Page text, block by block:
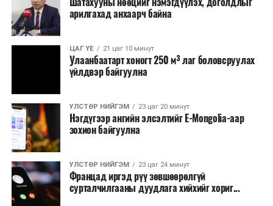
тушаалтны томилолтоос бусад гадаад
томилолт, гадаадын зочин хүлээн авах зардал;
Зайлшгүй шаардлагагүй тоног төхөөрөмж,
тавилга, автомашин худалдан авах;
Батлан хамгаалах, хууль зүйн салбараас бусад
Хуулиар заавал мэдээлэхээс бусад кино,
контент, хэвлэлийн зардал;
Заавал олгохоос бусад тэтгэмж, урамшуулал.
Санхүүгийн хэмнэлтийн горимыг 2026 оны
арванхоёрдугаар сарын 31 хүртэл мөрдөнө. Харин
эрүүл мэндийн салбар уг хэмнэлтийн горимд
арилгахад анхаарч байна
ЦАГ ҮЕ 21 цаг 10 минут
Улаанбаатарт хоногт 250 м³ лаг боловсруулах
үйлдвэр байгуулна
УЛСТӨР НИЙГЭМ 23 цаг 20 минут
Нэгдүгээр ангийн элсэлтийг E-Mongolia-аар
зохион байгуулна
УЛСТӨР НИЙГЭМ 23 цаг 24 минут
Францад иргэд рүү зөвшөөрөлгүй
сурталчилгааны дуудлага хийхийг хориг...